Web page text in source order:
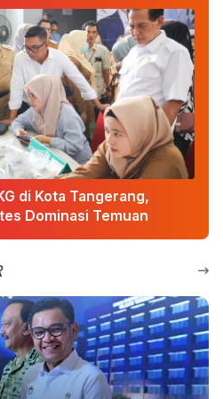
di Kota Tangerang,
Dominasi Temuan